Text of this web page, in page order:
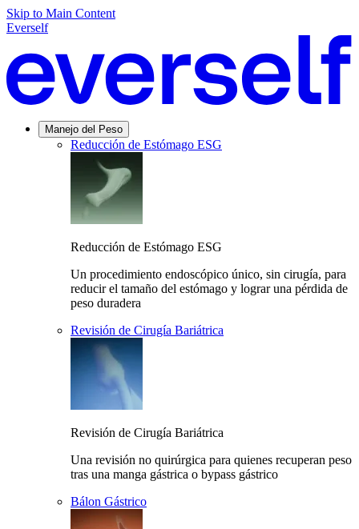
Skip to Main Content
Everself
Manejo del Peso
Reducción de Estómago ESG
Reducción de Estómago ESG
Un procedimiento endoscópico único, sin cirugía, para
reducir el tamaño del estómago y lograr una pérdida de
peso duradera
Revisión de Cirugía Bariátrica
Revisión de Cirugía Bariátrica
Una revisión no quirúrgica para quienes recuperan peso
tras una manga gástrica o bypass gástrico
Bálon Gástrico